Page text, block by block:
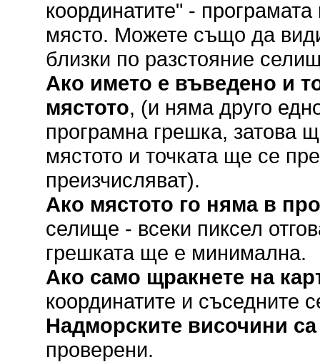
координатите" -
място. Можете също да
близки по разстояние
Ако името е въведено и
мястото, (и няма друго
програмна грешка, затова
мястото и точката ще се
преизчисляват).
Ако мястото го няма в
селище - всеки пиксел
грешката ще е минимална.
Ако само щракнете на
координатите и съседните
Надморските височини
проверени.